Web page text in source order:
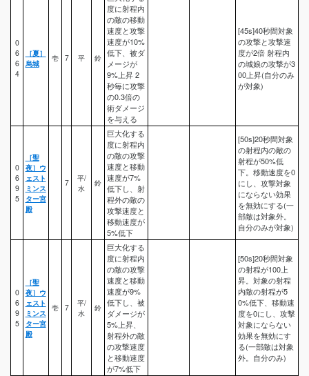
0
6
6
4
［夏］
烏城
壱 7 平 鈴
度に射程内
の敵の移動
速度と攻撃
速度が10%
低下、被ダ
メージが
9%上昇 2
秒毎に攻撃
の0.3倍の
術ダメージ
を与える
[45s]40秒間対象
の攻撃と攻撃速
度が2倍 射程内
の城娘の攻撃が3
00上昇(自分のみ
が対象)
0
6
9
5
［聖
夜］ウ
ェスト
ミンス
ター宮
殿
7
平/
水
鈴
巨大化する
度に射程内
の敵の攻撃
速度と移動
速度が7%
低下し、射
程外の敵の
攻撃速度と
移動速度が
5%低下
[50s]20秒間対象
の射程内の敵の
射程が50%低
下。移動速度を0
にし、攻撃対象
にならない効果
を無効にする(一
部敵は対象外。
自分のみが対象)
0
6
9
5
［聖
夜］ウ
ェスト
ミンス
ター宮
殿
壱 7
平/
水
鈴
巨大化する
度に射程内
の敵の攻撃
速度と移動
速度が9%
低下し、被
ダメージが
5%上昇、
射程外の敵
の攻撃速度
と移動速度
が7%低下
[50s]20秒間対象
の射程が100上
昇。対象の射程
内敵の射程が5
0%低下、移動速
度を0にし、攻撃
対象にならない
効果を無効にす
る(一部敵は対象
外。自分のみ)